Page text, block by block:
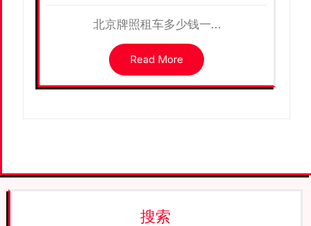
北京牌照租车多少钱一…
Read More
搜索